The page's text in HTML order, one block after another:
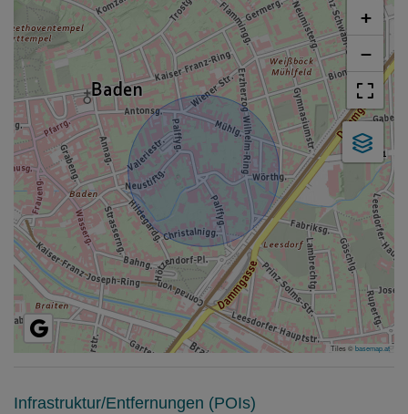
+
−
Tiles ©basemap.at
Infrastruktur/Entfernungen (POIs)